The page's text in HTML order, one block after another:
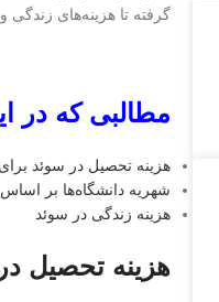
گرفته تا هزینه‌های زندگی
مطالبی که در
هزینه تحصیل در سوئد
شهریه دانشگاه‌ها بر
هزینه زندگی در سوئد
هزینه تحصیل